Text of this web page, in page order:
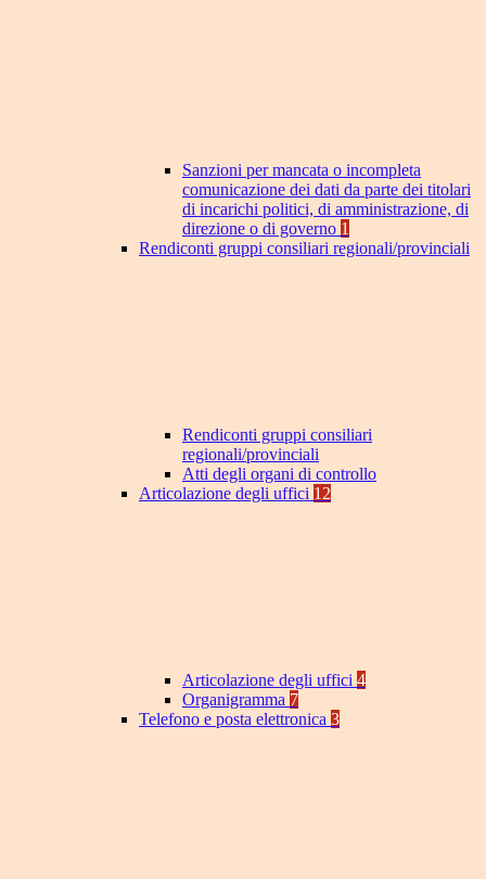
Sanzioni per mancata o incompleta
comunicazione dei dati da parte dei titolari
di incarichi politici, di amministrazione, di
direzione o di governo 1
Rendiconti gruppi consiliari regionali/provinciali
Rendiconti gruppi consiliari
regionali/provinciali
Atti degli organi di controllo
Articolazione degli uffici 12
Articolazione degli uffici 4
Organigramma 7
Telefono e posta elettronica 3